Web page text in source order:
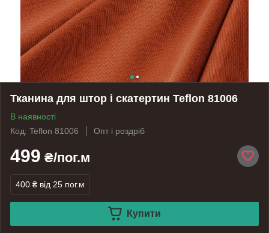
Тканина для штор і скатертин Teflon 81006
В наявності
Код: Teflon 81006
Опт і роздріб
499 ₴/пог.м
400 ₴ від 25 пог.м
Купити